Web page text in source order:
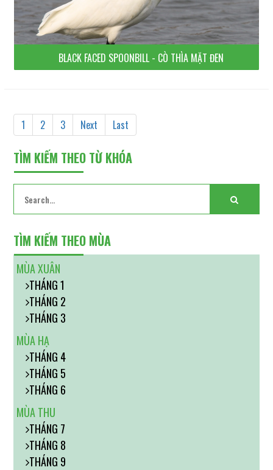
BLACK FACED SPOONBILL - CÒ THÌA MẶT ĐEN
1 2 3 Next Last
TÌM KIẾM THEO TỪ KHÓA
TÌM KIẾM THEO MÙA
MÙA XUÂN
THÁNG 1
THÁNG 2
THÁNG 3
MÙA HẠ
THÁNG 4
THÁNG 5
THÁNG 6
MÙA THU
THÁNG 7
THÁNG 8
THÁNG 9